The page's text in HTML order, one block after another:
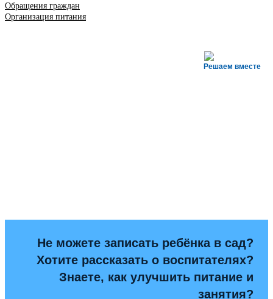
Обращения граждан
Организация питания
Решаем вместе
Не можете записать ребёнка в сад?
Хотите рассказать о воспитателях?
Знаете, как улучшить питание и
занятия?